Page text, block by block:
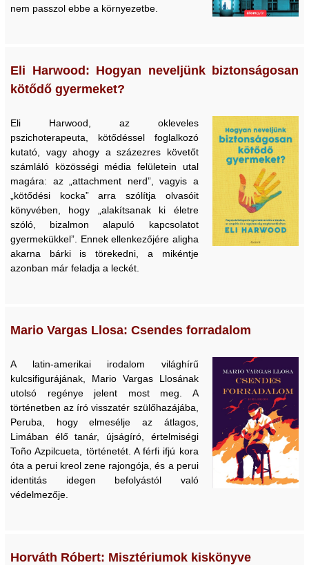
nem passzol ebbe a környezetbe.
Eli Harwood: Hogyan neveljünk biztonságosan
kötődő gyermeket?
Eli Harwood, az okleveles
pszichoterapeuta, kötődéssel foglalkozó
kutató, vagy ahogy a százezres követőt
számláló közösségi média felületein utal
magára: az „attachment nerd”, vagyis a
„kötődési kocka” arra szólítja olvasóit
könyvében, hogy „alakítsanak ki életre
szóló, bizalmon alapuló kapcsolatot
gyermekükkel”. Ennek ellenkezőjére aligha
akarna bárki is törekedni, a mikéntje
azonban már feladja a leckét.
Mario Vargas Llosa: Csendes forradalom
A latin-amerikai irodalom világhírű
kulcsifigurájának, Mario Vargas Llosának
utolsó regénye jelent most meg. A
történetben az író visszatér szülőhazájába,
Peruba, hogy elmesélje az átlagos,
Limában élő tanár, újságíró, értelmiségi
Toño Azpilcueta, történetét. A férfi ifjú kora
óta a perui kreol zene rajongója, és a perui
identitás idegen befolyástól való
védelmezője.
Horváth Róbert: Misztériumok kiskönyve